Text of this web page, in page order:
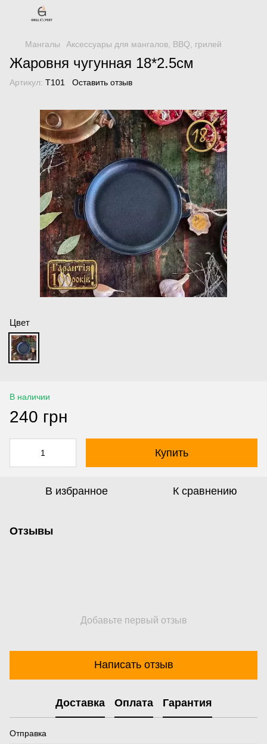
Мангалы Аксессуары для мангалов, BBQ, грилей
Жаровня чугунная 18*2.5см
Артикул: Т101 Оставить отзыв
Цвет
В наличии
240 грн
Купить
В избранное К сравнению
Отзывы
Добавьте первый отзыв
Написать отзыв
Доставка Оплата Гарантия
Отправка